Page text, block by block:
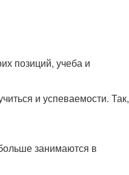
позиций, учеба и
и успеваемости. Так,
занимаются в